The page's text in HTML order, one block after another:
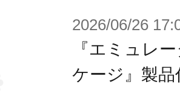
2026/06/26
『エミュレ
ケージ』製